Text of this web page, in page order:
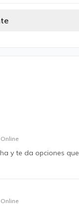
y te da opciones